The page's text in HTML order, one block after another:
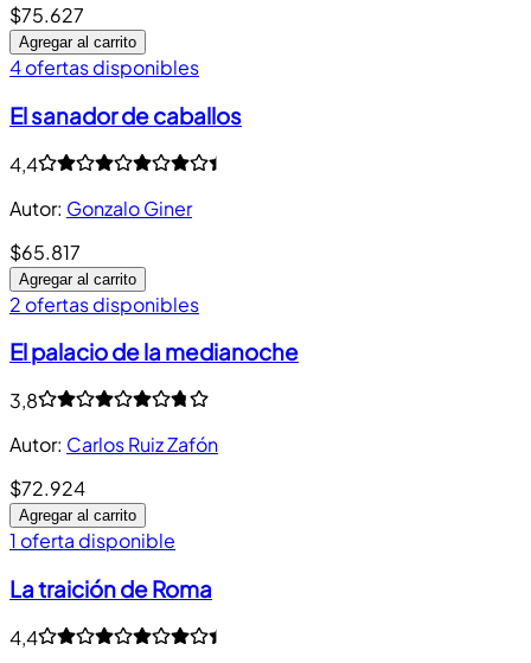
$75.627
Agregar al carrito
4 ofertas disponibles
El sanador de caballos
4,4
Autor: Gonzalo Giner
$65.817
Agregar al carrito
2 ofertas disponibles
El palacio de la medianoche
3,8
Autor: Carlos Ruiz Zafón
$72.924
Agregar al carrito
1 oferta disponible
La traición de Roma
4,4